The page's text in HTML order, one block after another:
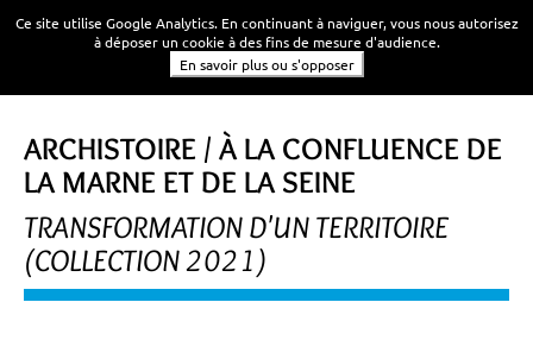
ARCHISTOIRE / À LA CONFLUENCE DE
LA MARNE ET DE LA SEINE
TRANSFORMATION D'UN TERRITOIRE
(COLLECTION 2021)
Ce site utilise Google Analytics. En continuant à naviguer, vous nous autorisez
à déposer un cookie à des fins de mesure d'audience.
En savoir plus ou s'opposer